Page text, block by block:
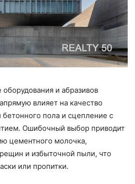
и абразивов
влияет на качество
пола и сцепление с
Ошибочный выбор приводит
цементного молочка,
и избыточной пыли, что
или пропитки.